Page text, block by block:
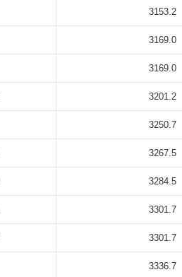
3153.2
3169.0
3169.0
3201.2
3250.7
3267.5
3284.5
3301.7
3301.7
3336.7